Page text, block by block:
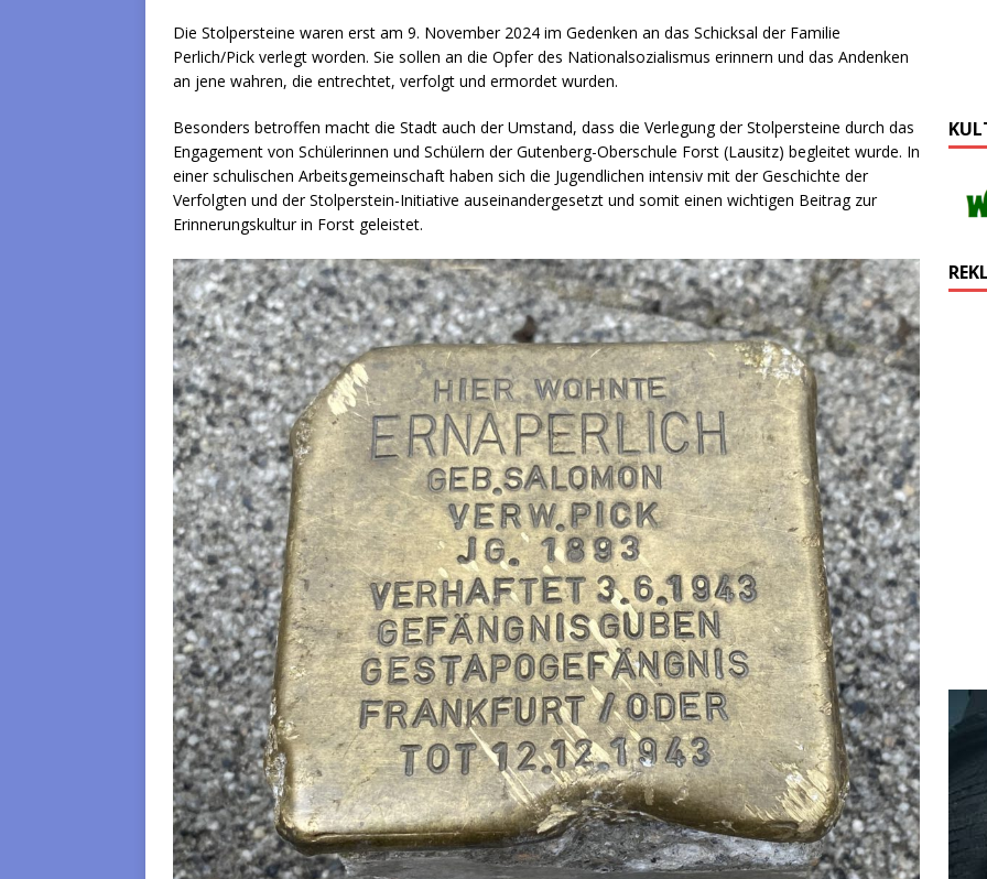
Die Stolpersteine waren erst am 9. November 2024 im Gedenken an das Schicksal der Familie
Perlich/Pick verlegt worden. Sie sollen an die Opfer des Nationalsozialismus erinnern und das Andenken
an jene wahren, die entrechtet, verfolgt und ermordet wurden.
Besonders betroffen macht die Stadt auch der Umstand, dass die Verlegung der Stolpersteine durch das
Engagement von Schülerinnen und Schülern der Gutenberg-Oberschule Forst (Lausitz) begleitet wurde. In
einer schulischen Arbeitsgemeinschaft haben sich die Jugendlichen intensiv mit der Geschichte der
Verfolgten und der Stolperstein-Initiative auseinandergesetzt und somit einen wichtigen Beitrag zur
Erinnerungskultur in Forst geleistet.